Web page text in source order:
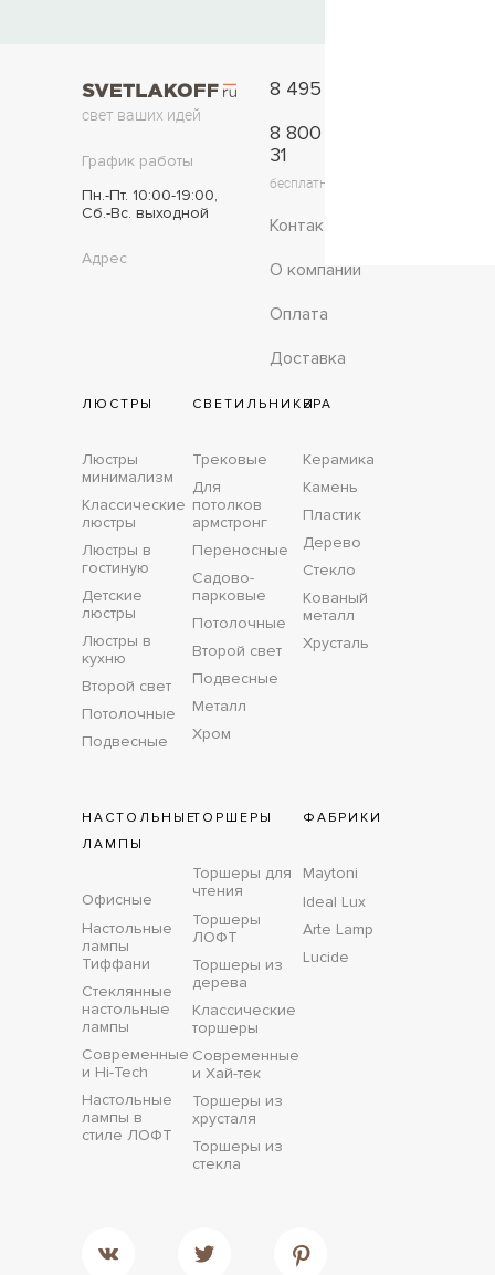
свет ваших идей
График работы
Пн.-Пт. 10:00-19:00,
Сб.-Вс. выходной
Адрес
8 495 777-11-33
8 800 775-42-
31
бесплатно по России
Контакты
О компании
Оплата
Доставка
ЛЮСТРЫ
Люстры
минимализм
Классические
люстры
Люстры в
гостиную
Детские
люстры
Люстры в
кухню
Второй свет
Потолочные
Подвесные
СВЕТИЛЬНИКИ
Трековые
Для
потолков
армстронг
Переносные
Садово-
парковые
Потолочные
Второй свет
Подвесные
Металл
Хром
БРА
Керамика
Камень
Пластик
Дерево
Стекло
Кованый
металл
Хрусталь
НАСТОЛЬНЫЕ
ЛАМПЫ
Офисные
Настольные
лампы
Тиффани
Стеклянные
настольные
лампы
Современные
и Hi-Tech
Настольные
лампы в
стиле ЛОФТ
ТОРШЕРЫ
Торшеры для
чтения
Торшеры
ЛОФТ
Торшеры из
дерева
Классические
торшеры
Современные
и Хай-тек
Торшеры из
хрусталя
Торшеры из
стекла
ФАБРИКИ
Maytoni
Ideal Lux
Arte Lamp
Lucide